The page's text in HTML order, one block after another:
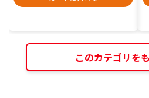
このカテゴリを